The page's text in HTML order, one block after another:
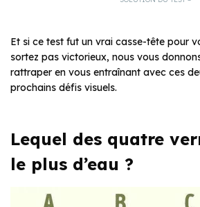
Et si ce test fut un vrai casse-tête pour
sortez pas victorieux, nous vous
rattraper en vous entraînant avec ces
prochains défis visuels.
Lequel des quatre
le plus d’eau ?